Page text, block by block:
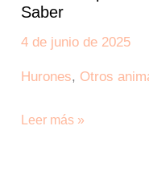
Saber
4 de junio de 2025
Hurones, Otros
Leer más »